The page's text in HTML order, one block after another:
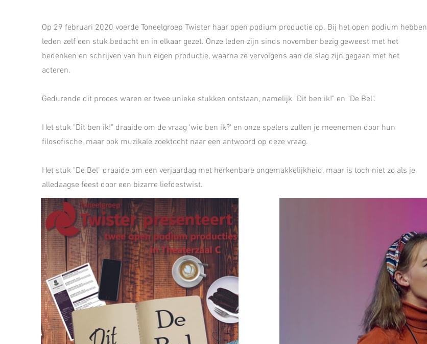
Op 29 februari 2020 voerde Toneelgroep Twister haar open podium productie op. Bij het open podium hebben
leden zelf een stuk bedacht en in elkaar gezet. Onze leden zijn sinds november bezig geweest met het
bedenken en schrijven van hun eigen productie, waarna ze vervolgens aan de slag zijn gegaan met het
acteren.
Gedurende dit proces waren er twee unieke stukken ontstaan, namelijk "Dit ben ik!" en "De Bel".
Het stuk "Dit ben ik!" draaide om de vraag 'wie ben ik?' en onze spelers zullen je meenemen door hun
filosofische, maar ook muzikale zoektocht naar een antwoord op deze vraag.
Het stuk "De Bel" draaide om een verjaardag met herkenbare ongemakkelijkheid, maar is toch niet zo als je
alledaagse feest door een bizarre liefdestwist.